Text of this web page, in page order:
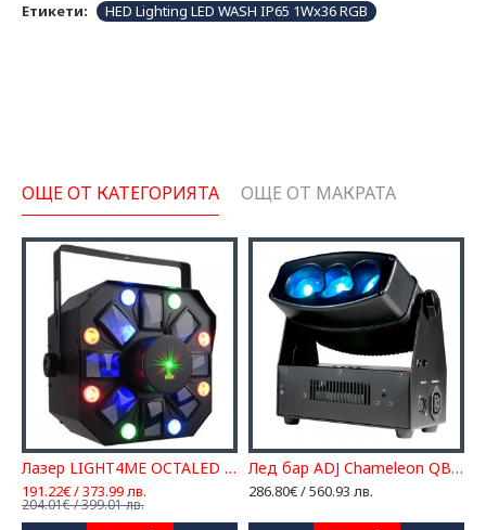
Етикети: HED Lighting LED WASH IP65 1Wx36 RGB
ОЩЕ ОТ КАТЕГОРИЯТА ОЩЕ ОТ МАКРАТА
Лазер LIGHT4ME OCTALED светлинен ефект 3 в 1
191.22€ / 373.99 лв.
204.01€ / 399.01 лв.
Лед бар ADJ Chameleon QBAR PRO
286.80€ / 560.93 лв.